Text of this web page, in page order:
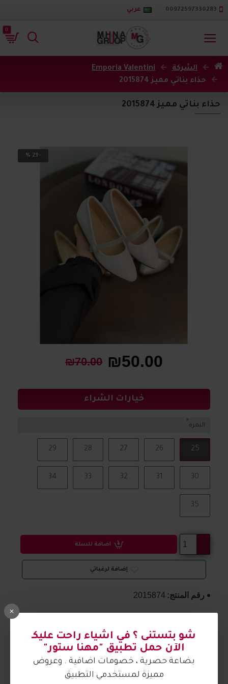
00972597330283 عربي
0
شو بتستنى ؟ في اشياء راحت عليكـ
الآن حمل تطبيق "مهنا ستور"
بضاعة حصرية ، خصومات اضافية . وعروض
مميزة لمستخدمي التطبيق
الشركة
Emporia Valentini
حذاء بناتي مميز 2015874
حذاء بناتي مميز 2015874
-29 %
رقم المنتج: 2015874
₪50.00
₪70.00
خيارات الشراء
النمرة
25
26
27
28
29
30
31
32
33
34
35
اضافة للسلة
إضافة لرغباتي
مواصفات المنتج
حذاء بناتي مريح وتفاصيل جميلة
الصورة من تصوير مهنا ستور